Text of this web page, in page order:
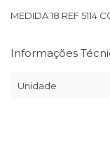
MEDIDA 18 REF 5114
Informações
Unidade